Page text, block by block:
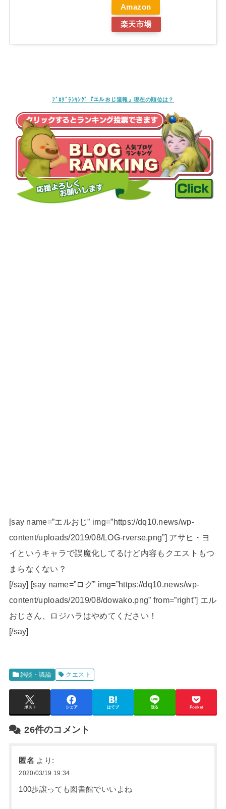
Amazon
楽天市場
ﾌﾞﾛｸﾞﾗﾝｷﾝｸﾞ『エルおじ速報』現在の順位は？
[say name=”エルおじ” img=”https://dq10.news/wp-
content/uploads/2019/08/LOG-rverse.png”] アサヒ・ヨ
イというキャラで誤魔化してるけど内容もクエストもつ
まらなくない？
[/say] [say name=”ログ” img=”https://dq10.news/wp-
content/uploads/2019/08/dowako.png” from=”right”] エル
おじさん、ロジハラはやめてください！
[/say]
雑談・議論 クエスト
ポスト シェア はてブ 送る Pocket
26件のコメント
匿名 より:
2020/03/19 19:34
100歩譲っても図書館でいいよね